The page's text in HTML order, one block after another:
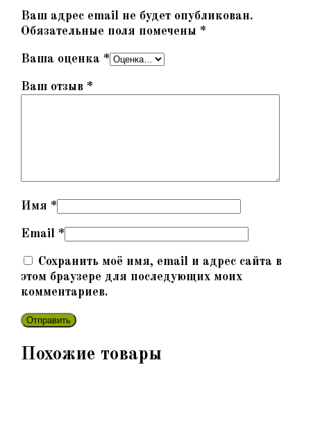
Ваш адрес email не будет опубликован.
Обязательные поля помечены *
Ваша оценка *
Ваш отзыв *
Имя *
Email *
Сохранить моё имя, email и адрес сайта в
этом браузере для последующих моих
комментариев.
Похожие товары